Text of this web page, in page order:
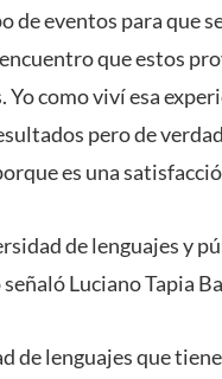
de eventos para que
que estos
como viví esa
pero de
es una
de lenguajes y
Luciano Tapia
de lenguajes que